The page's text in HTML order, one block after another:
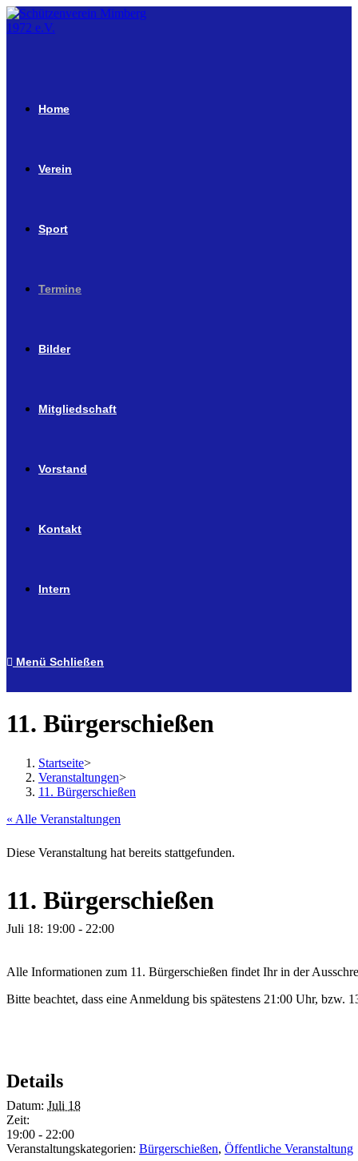
Home
Verein
Sport
Termine
Bilder
Mitgliedschaft
Vorstand
Kontakt
Intern
Menü Schließen
11. Bürgerschießen
Startseite>
Veranstaltungen>
11. Bürgerschießen
« Alle Veranstaltungen
Diese Veranstaltung hat bereits stattgefunden.
11. Bürgerschießen
Juli 18: 19:00 - 22:00
Alle Informationen zum 11. Bürgerschießen findet Ihr in der
Bitte beachtet, dass eine Anmeldung bis spätestens 21:00 Uhr, bzw.
Details
Datum: Juli 18
Zeit:
19:00 - 22:00
Veranstaltungskategorien: Bürgerschießen, Öffentliche Veranstaltung